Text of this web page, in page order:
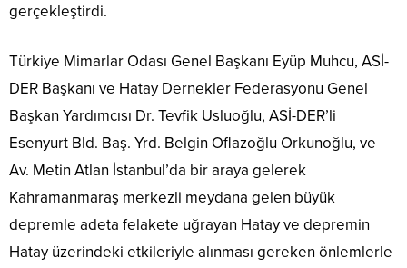
gerçekleştirdi.
Türkiye Mimarlar Odası Genel Başkanı Eyüp Muhcu, ASİ-
DER Başkanı ve Hatay Dernekler Federasyonu Genel
Başkan Yardımcısı Dr. Tevfik Usluoğlu, ASİ-DER’li
Esenyurt Bld. Baş. Yrd. Belgin Oflazoğlu Orkunoğlu, ve
Av. Metin Atlan İstanbul’da bir araya gelerek
Kahramanmaraş merkezli meydana gelen büyük
depremle adeta felakete uğrayan Hatay ve depremin
Hatay üzerindeki etkileriyle alınması gereken önlemlerle